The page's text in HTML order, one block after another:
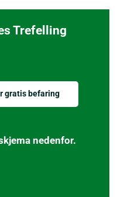
Trefelling
gratis befaring
nedenfor.